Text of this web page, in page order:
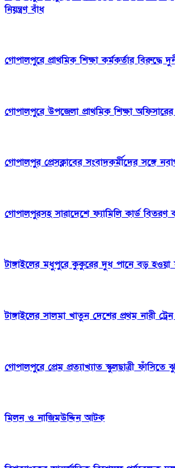
নিয়ন্ত্রণ বাঁধ
গোপালপুরে প্রাথমিক শিক্ষা কর্মকর্তার বিরুদ্ধে
গোপালপুরে উপজেলা প্রাথমিক শিক্ষা অফিসারের
গোপালপুর প্রেসক্লাবের সংবাদকর্মীদের সঙ্গে
গোপালপুরসহ সারাদেশে ফ্যামিলি কার্ড বিতরণ
টাঙ্গাইলের মধুপুরে কুকুরের দুধ পানে বড়
টাঙ্গাইলের সালমা খাতুন দেশের প্রথম নারী
গোপালপুরে প্রেম প্রত্যাখ্যাত স্কুলছাত্রী
মিলন ও নাজিমউদ্দিন আটক